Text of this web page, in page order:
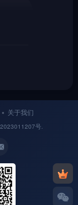
关于我们
2023011207号.